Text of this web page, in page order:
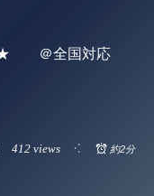
★ ＠全国対応
412 views 約2分